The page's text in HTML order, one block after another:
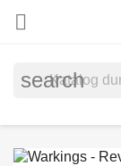

search